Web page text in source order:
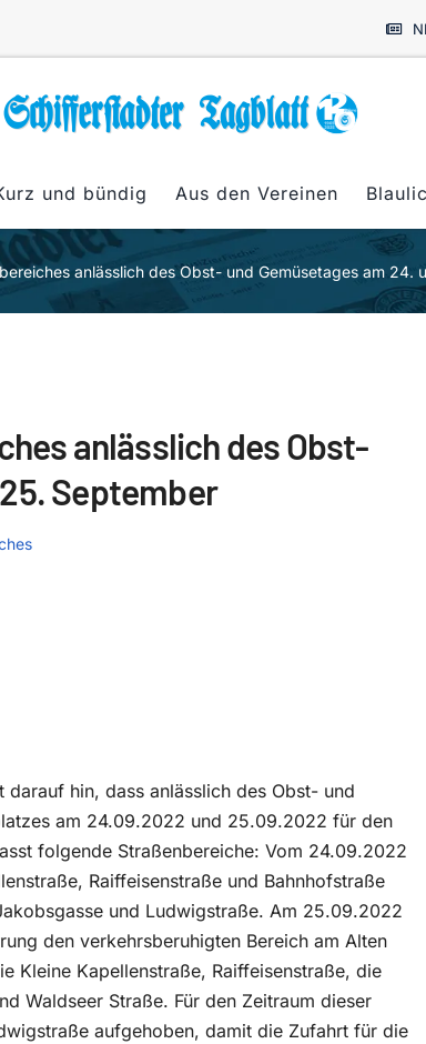
und bündig Aus den Vereinen
anlässlich des Obst- und Gemüsetages am 24.
anlässlich des Obst-
September
hin, dass anlässlich des Obst- und
am 24.09.2022 und 25.09.2022 für den
folgende Straßenbereiche: Vom 24.09.2022
Raiffeisenstraße und Bahnhofstraße
und Ludwigstraße. Am 25.09.2022
den verkehrsberuhigten Bereich am Alten
Kleine Kapellenstraße, Raiffeisenstraße, die
Waldseer Straße. Für den Zeitraum dieser
aufgehoben, damit die Zufahrt für die